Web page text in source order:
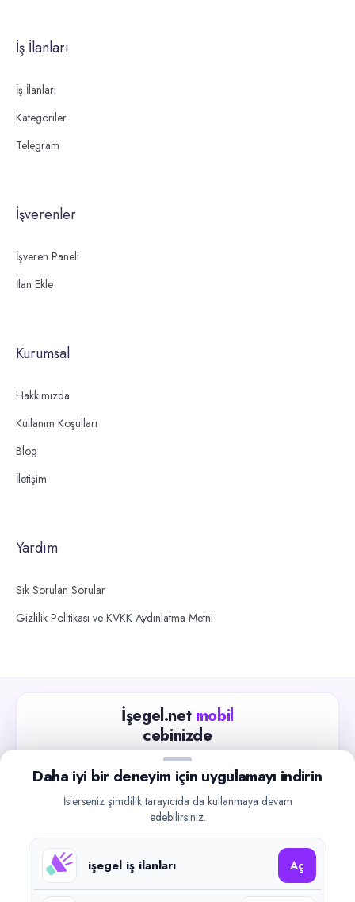
İş İlanları
İş İlanları
Kategoriler
Telegram
İşverenler
İşveren Paneli
İlan Ekle
Kurumsal
Hakkımızda
Kullanım Koşulları
Blog
İletişim
Yardım
Sık Sorulan Sorular
Gizlilik Politikası ve KVKK Aydınlatma Metni
İşegel.net mobil
cebinizde
Güncel iş ilanlarını takip edin, işverenlerle hızlıca
iletişime geçin.
Google Play
Daha iyi bir deneyim için uygulamayı indirin
İsterseniz şimdilik tarayıcıda da kullanmaya devam
edebilirsiniz.
işegel iş ilanları Aç